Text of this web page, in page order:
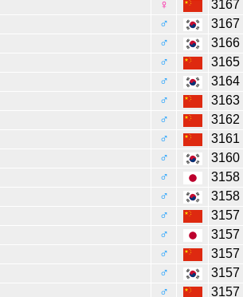
♀
3167
♂
3167
♂
3166
♂
3165
♂
3164
♂
3163
♂
3162
♂
3161
♂
3160
♂
3158
♂
3158
♂
3157
♂
3157
♂
3157
♂
3157
♂
3157